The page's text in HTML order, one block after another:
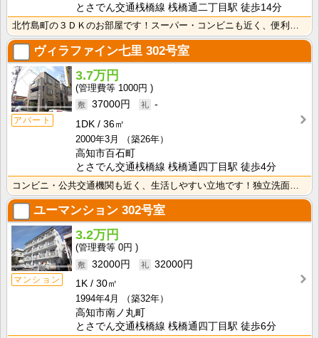
とさでん交通桟橋線 桟橋通二丁目駅 徒歩14分
北竹島町の３ＤＫのお部屋です！スーパー・コンビニも近く、便利な立地です！ 独立洗面台が付いているので･･･
ヴィラファイン七里 302号室
アパート
3.7万円
1000円
37000円
-
1DK
36㎡
2000年3月
（築26年）
高知市百石町
とさでん交通桟橋線 桟橋通四丁目駅 徒歩4分
ユーマンション 302号室
マンション
3.2万円
0円
32000円
32000円
1K
30㎡
1994年4月
（築32年）
高知市南ノ丸町
とさでん交通桟橋線 桟橋通四丁目駅 徒歩6分